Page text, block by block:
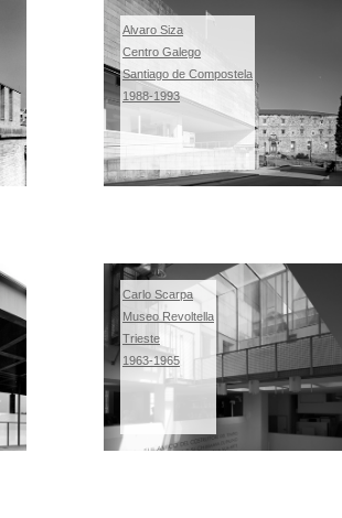
Alvaro Siza
Centro Galego
Santiago de Compostela
1988-1993
Carlo Scarpa
Museo Revoltella
Trieste
1963-1965